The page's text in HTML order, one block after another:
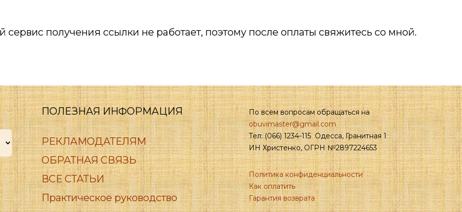
получения ссылки не работает, поэтому после оплаты свяжитесь со мной.
ПОЛЕЗНАЯ ИНФОРМАЦИЯ
РЕКЛАМОДАТЕЛЯМ
ОБРАТНАЯ СВЯЗЬ
ВСЕ СТАТЬИ
Практическое руководство
По всем вопросам обращаться на
obuvimaster@gmail.com
Тел: (066) 1234-115 Одесса, Гранитная 1
ИН Христенко, ОГРН №2897224653
Политика конфиденциальности
Как оплатить
Гарантия возврата